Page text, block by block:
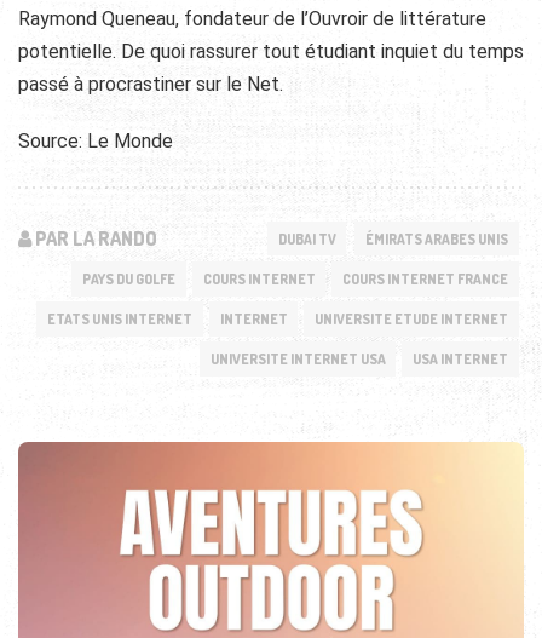
Raymond Queneau, fondateur de l’Ouvroir de littérature
potentielle. De quoi rassurer tout étudiant inquiet du temps
passé à procrastiner sur le Net.
Source: Le Monde
PAR LA RANDO DUBAI TV ÉMIRATS ARABES UNIS
PAYS DU GOLFE COURS INTERNET COURS INTERNET FRANCE
ETATS UNIS INTERNET INTERNET UNIVERSITE ETUDE INTERNET
UNIVERSITE INTERNET USA USA INTERNET